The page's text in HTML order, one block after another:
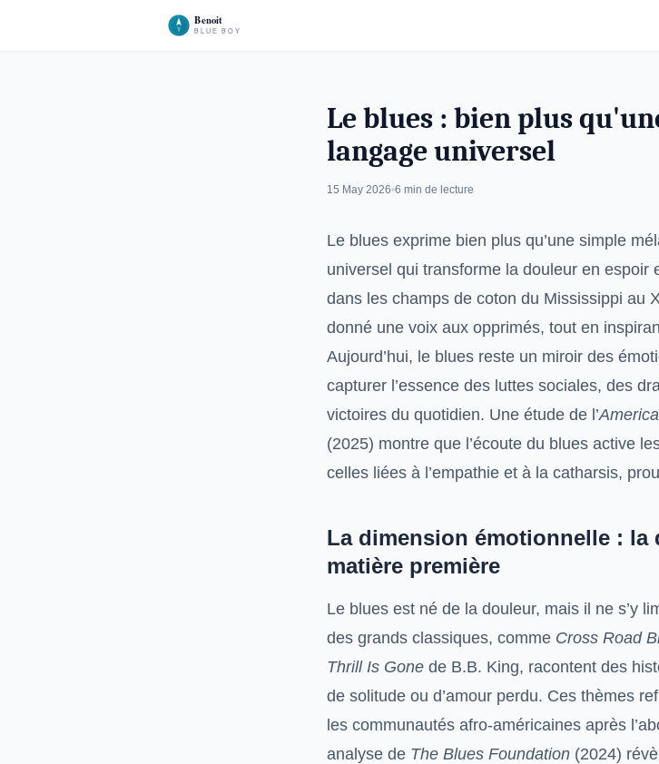
Le blues : bien plus
langage universel
15 May 2026 6 min de lecture
Le blues exprime bien plus qu’une simple
universel qui transforme la douleur en espoir
dans les champs de coton du Mississippi au
donné une voix aux opprimés, tout en
Aujourd’hui, le blues reste un miroir des
capturer l’essence des luttes sociales, des
victoires du quotidien. Une étude de l’
(2025) montre que l’écoute du blues active
celles liées à l’empathie et à la catharsis,
La dimension émotionnelle : la
matière première
Le blues est né de la douleur, mais il ne s’y
des grands classiques, comme Cross Road
Thrill Is Gone de B.B. King, racontent des
de solitude ou d’amour perdu. Ces thèmes
les communautés afro-américaines après
analyse de The Blues Foundation (2024)